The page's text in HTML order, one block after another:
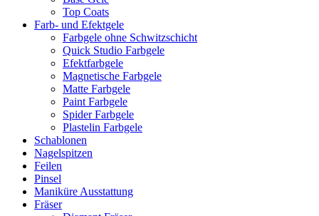
Top Coats
Farb- und Efektgele
Farbgele ohne Schwitzschicht
Quick Studio Farbgele
Efektfarbgele
Magnetische Farbgele
Matte Farbgele
Paint Farbgele
Spider Farbgele
Plastelin Farbgele
Schablonen
Nagelspitzen
Feilen
Pinsel
Maniküre Ausstattung
Fräser